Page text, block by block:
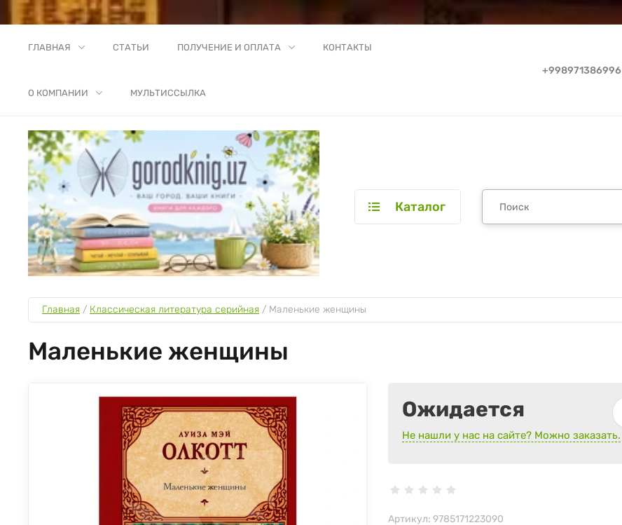
ГЛАВНАЯ СТАТЬИ ПОЛУЧЕНИЕ И ОПЛАТА КОНТАКТЫ
О КОМПАНИИ МУЛЬТИССЫЛКА
+998971386996
Каталог
Главная / Классическая литература серийная / Маленькие женщины
Маленькие женщины
Ожидается
Не нашли у нас на сайте? Можно заказать.
Артикул: 9785171223090